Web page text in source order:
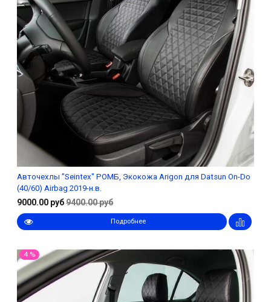
Авточехлы "Seintex" РОМБ, Экокожа Arigon для Datsun On-Do
(40/60) Airbag 2019-н.в.
9000.00 руб9400.00 руб
Подробнее
4 %